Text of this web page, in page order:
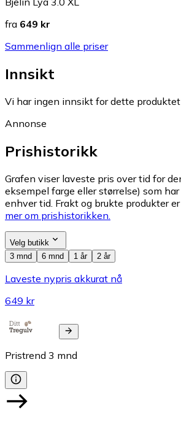
fra 649 kr
Sammenlign alle priser
Innsikt
Vi har ingen innsikt for dette
Annonse
Prishistorikk
Grafen viser laveste pris over tid for
eksempel farge eller størrelse) som
enhver tid. Frakt og brukte produkter
mer om prishistorikken.
Velg butikk
3 mnd
6 mnd 1 år 2 år
Laveste nypris akkurat nå
649 kr
Pristrend 3 mnd